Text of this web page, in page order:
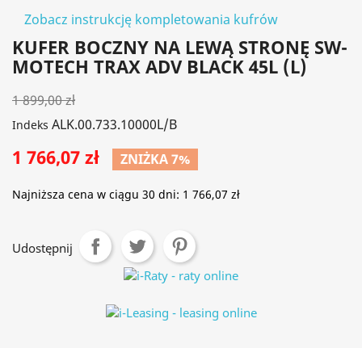
Zobacz instrukcję kompletowania kufrów
KUFER BOCZNY NA LEWĄ STRONĘ SW-
MOTECH TRAX ADV BLACK 45L (L)
1 899,00 zł
Indeks ALK.00.733.10000L/B
1 766,07 zł ZNIŻKA 7%
Najniższa cena w ciągu 30 dni: 1 766,07 zł
Udostępnij